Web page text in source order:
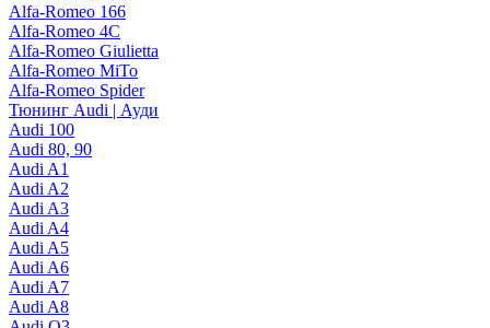
Alfa-Romeo 166
Alfa-Romeo 4C
Alfa-Romeo Giulietta
Alfa-Romeo MiTo
Alfa-Romeo Spider
Тюнинг Audi | Ауди
Audi 100
Audi 80, 90
Audi A1
Audi A2
Audi A3
Audi A4
Audi A5
Audi A6
Audi A7
Audi A8